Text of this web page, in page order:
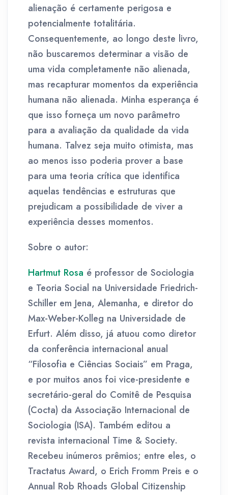
alienação é certamente perigosa e
potencialmente totalitária.
Consequentemente, ao longo deste livro,
não buscaremos determinar a visão de
uma vida completamente não alienada,
mas recapturar momentos da experiência
humana não alienada. Minha esperança é
que isso forneça um novo parâmetro
para a avaliação da qualidade da vida
humana. Talvez seja muito otimista, mas
ao menos isso poderia prover a base
para uma teoria crítica que identifica
aquelas tendências e estruturas que
prejudicam a possibilidade de viver a
experiência desses momentos.
Sobre o autor:
Hartmut Rosa é professor de Sociologia
e Teoria Social na Universidade Friedrich-
Schiller em Jena, Alemanha, e diretor do
Max-Weber-Kolleg na Universidade de
Erfurt. Além disso, já atuou como diretor
da conferência internacional anual
“Filosofia e Ciências Sociais” em Praga,
e por muitos anos foi vice-presidente e
secretário-geral do Comitê de Pesquisa
(Cocta) da Associação Internacional de
Sociologia (ISA). Também editou a
revista internacional Time & Society.
Recebeu inúmeros prêmios; entre eles, o
Tractatus Award, o Erich Fromm Preis e o
Annual Rob Rhoads Global Citizenship